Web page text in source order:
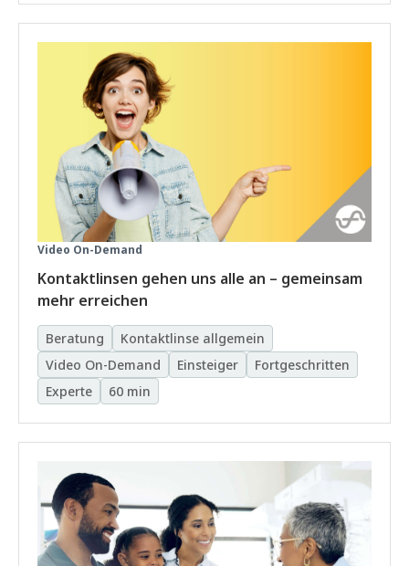
Video On-Demand
Kontaktlinsen gehen uns alle an – gemeinsam
mehr erreichen
Beratung
Kontaktlinse allgemein
Video On-Demand
Einsteiger
Fortgeschritten
Experte
60 min